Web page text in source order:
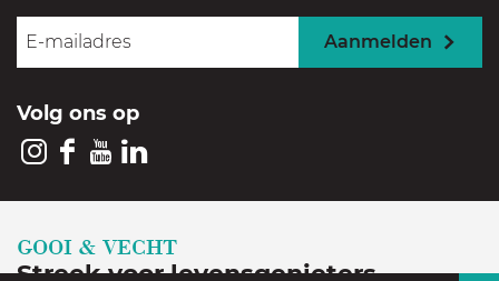
Aanmelden
Volg ons op
I
n
t
F
a
e
Y
o
T
L
i
k
GOOI & VECHT
Streek voor levensgenieters